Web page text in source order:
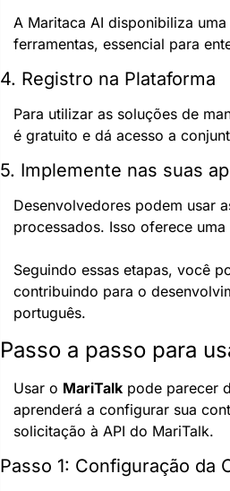
A Maritaca AI disponibiliza uma
ferramentas, essencial para
4. Registro na Plataforma
Para utilizar as soluções de
é gratuito e dá acesso a
5. Implemente nas suas
Desenvolvedores podem usar
processados. Isso oferece
Seguindo essas etapas, você
contribuindo para o
português.
Passo a passo para
Usar o MariTalk pode parecer
aprenderá a configurar sua
solicitação à API do MariTalk.
Passo 1: Configuração da